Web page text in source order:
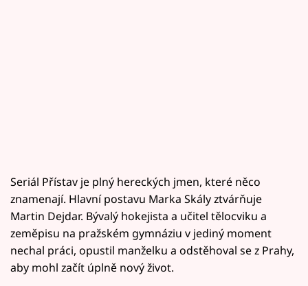
Seriál Přístav je plný hereckých jmen, které něco
znamenají. Hlavní postavu Marka Skály ztvárňuje
Martin Dejdar. Bývalý hokejista a učitel tělocviku a
zeměpisu na pražském gymnáziu v jediný moment
nechal práci, opustil manželku a odstěhoval se z Prahy,
aby mohl začít úplně nový život.